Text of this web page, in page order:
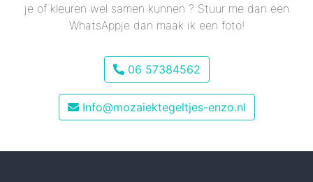
je of kleuren wel samen kunnen ? Stuur me dan een
WhatsAppje dan maak ik een foto!
06 57384562
Info@mozaiektegeltjes-enzo.nl